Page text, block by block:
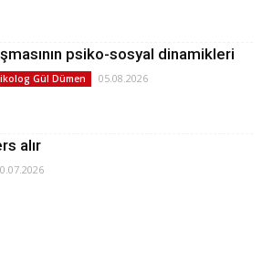
psiko-sosyal dinamikleri
Gül Dümen 05.08.2026
alır